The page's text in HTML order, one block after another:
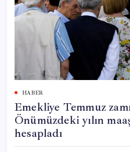
HABER
Emekliye Temmuz
Önümüzdeki yılın
hesapladı